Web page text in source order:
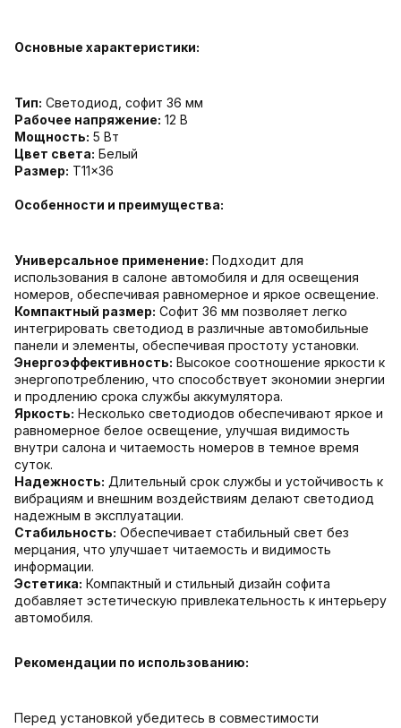
Основные характеристики:
Тип: Светодиод, софит 36 мм
Рабочее напряжение: 12 В
Мощность: 5 Вт
Цвет света: Белый
Размер: T11x36
Особенности и преимущества:
Универсальное применение: Подходит для
использования в салоне автомобиля и для освещения
номеров, обеспечивая равномерное и яркое освещение.
Компактный размер: Софит 36 мм позволяет легко
интегрировать светодиод в различные автомобильные
панели и элементы, обеспечивая простоту установки.
Энергоэффективность: Высокое соотношение яркости к
энергопотреблению, что способствует экономии энергии
и продлению срока службы аккумулятора.
Яркость: Несколько светодиодов обеспечивают яркое и
равномерное белое освещение, улучшая видимость
внутри салона и читаемость номеров в темное время
суток.
Надежность: Длительный срок службы и устойчивость к
вибрациям и внешним воздействиям делают светодиод
надежным в эксплуатации.
Стабильность: Обеспечивает стабильный свет без
мерцания, что улучшает читаемость и видимость
информации.
Эстетика: Компактный и стильный дизайн софита
добавляет эстетическую привлекательность к интерьеру
автомобиля.
Рекомендации по использованию:
Перед установкой убедитесь в совместимости